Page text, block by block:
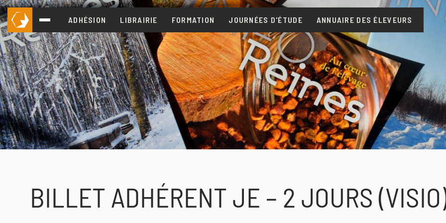
ADHÉSION LIBRAIRIE FORMATION JOURNÉES D'ÉTUDE ANNUAIRE DES ÉLEVEURS
BILLET ADHÉRENT JE – 2 JOURS